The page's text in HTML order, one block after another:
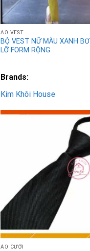
ÁO VEST
BỘ VEST NỮ MÀU XANH
LỠ FORM RỘNG
Brands:
Kim Khôi House
ÁO CƯỚI